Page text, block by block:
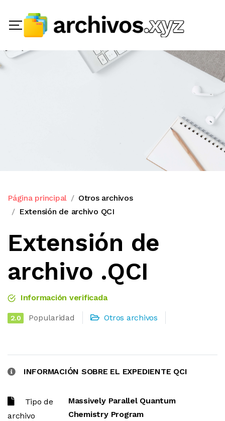
Página principal
Otros archivos
Extensión de archivo QCI
Extensión de
archivo .QCI
Información verificada
2.0 Popularidad Otros archivos
INFORMACIÓN SOBRE EL EXPEDIENTE QCI
Tipo de
archivo
Massively Parallel Quantum
Chemistry Program